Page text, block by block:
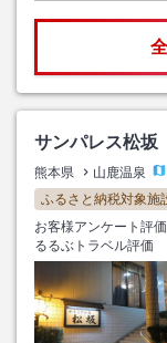
サンパレス松坂
熊本県 山鹿温泉
ふるさと納税対象施
お客様アンケート評価
るるぶトラベル評価